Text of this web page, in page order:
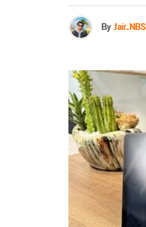
ByJair_NBS